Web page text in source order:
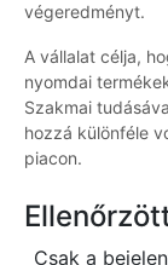
végeredményt.
A vállalat célja,
nyomdai
Szakmai
hozzá különféle
piacon.
Csak a